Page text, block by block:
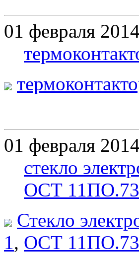
01 февраля
01 февраля
стекло
ОСТ
Стекло
1, ОСТ